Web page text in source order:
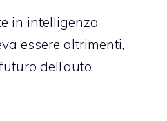
in intelligenza
essere altrimenti,
dell’auto